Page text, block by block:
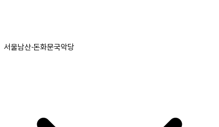
서울남산·돈화문국악당